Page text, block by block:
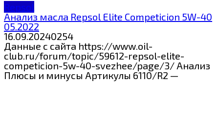
Repsol
Анализ масла Repsol Elite Competicion 5W-40
05.2022
16.09.20240254
Данные с сайта https://www.oil-
club.ru/forum/topic/59612-repsol-elite-
competicion-5w-40-svezhee/page/3/ Анализ
Плюсы и минусы Артикулы 6110/R2 —